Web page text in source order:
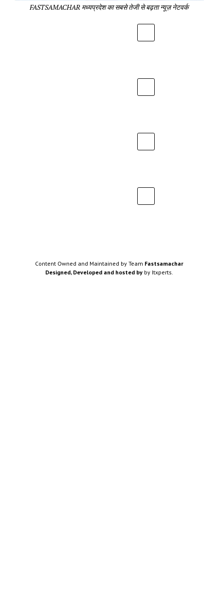
FASTSAMACHAR मध्यप्रदेश का सबसे तेजी से बढ़ता न्यूज़ नेटवर्क
Content Owned and Maintained by Team Fastsamachar
Designed, Developed and hosted byby Itxperts.